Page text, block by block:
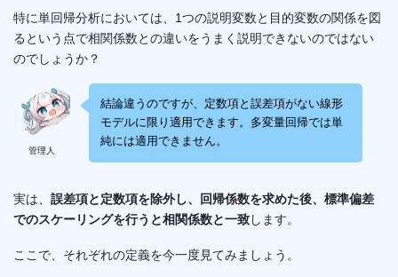
特に単回帰分析においては、1つの説明変数と目的変数の関係を図
るという点で相関係数との違いをうまく説明できないのではない
のでしょうか？
管理人
結論違うのですが、定数項と誤差項がない線形
モデルに限り適用できます。多変量回帰では単
純には適用できません。
実は、 誤差項と定数項を除外し、回帰係数を求めた後、標準偏差
でのスケーリングを行うと相関係数と一致します。
ここで、それぞれの定義を今一度見てみましょう。